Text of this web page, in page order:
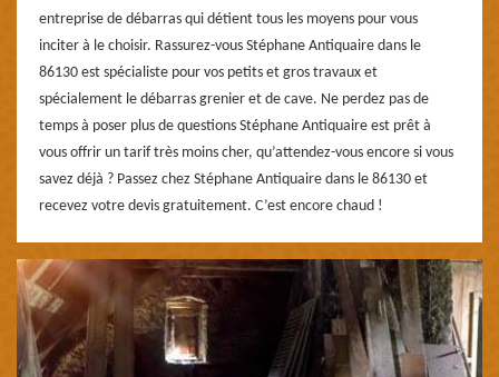
entreprise de débarras qui détient tous les moyens pour vous
inciter à le choisir. Rassurez-vous Stéphane Antiquaire dans le
86130 est spécialiste pour vos petits et gros travaux et
spécialement le débarras grenier et de cave. Ne perdez pas de
temps à poser plus de questions Stéphane Antiquaire est prêt à
vous offrir un tarif très moins cher, qu’attendez-vous encore si vous
savez déjà ? Passez chez Stéphane Antiquaire dans le 86130 et
recevez votre devis gratuitement. C’est encore chaud !